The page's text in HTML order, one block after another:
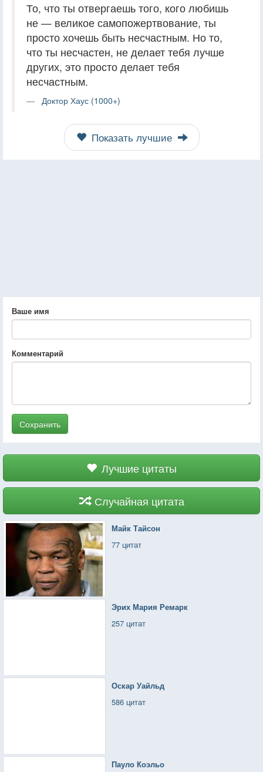
То, что ты отвергаешь того, кого любишь
не — великое самопожертвование, ты
просто хочешь быть несчастным. Но то,
что ты несчастен, не делает тебя лучше
других, это просто делает тебя
несчастным.
Доктор Хаус (1000+)
Показать лучшие
Ваше имя
Комментарий
Сохранить
Лучшие цитаты
Случайная цитата
Майк Тайсон
77 цитат
Эрих Мария Ремарк
257 цитат
Оскар Уайльд
586 цитат
Пауло Коэльо